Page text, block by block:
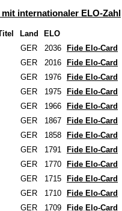
internationaler ELO-Zahl
Land
ELO
GER 2036
Fide Elo-Card
GER 2016
Fide Elo-Card
GER 1976
Fide Elo-Card
GER 1975
Fide Elo-Card
GER 1966
Fide Elo-Card
GER 1867
Fide Elo-Card
GER 1858
Fide Elo-Card
GER 1791
Fide Elo-Card
GER 1770
Fide Elo-Card
GER 1715
Fide Elo-Card
GER 1710
Fide Elo-Card
GER 1709
Fide Elo-Card